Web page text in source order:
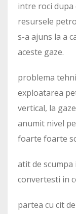
intre roci
resursele
s-a ajuns la a
aceste gaze.
problema
exploatarea
vertical, la
anumit nivel
foarte foarte
atit de scumpa
convertesti in
partea cu cit